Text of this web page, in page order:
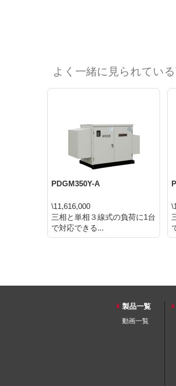
よく一緒に見られてい
PDGM350Y-A
\11,616,000
三相と単相３線式の負荷に1台
で対応できる...
製品一覧
動画一覧